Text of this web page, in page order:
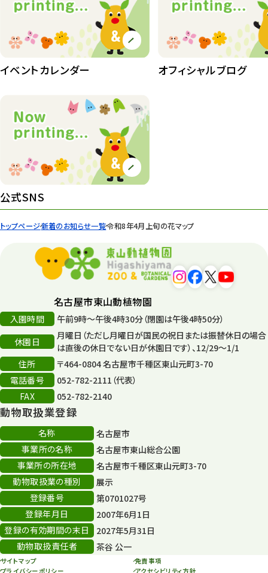
トップページ新着のお知らせ一覧令和8年4月上旬の花マップ
イベントカレンダー オフィシャルブログ
公式SNS
名古屋市東山動植物園
入園時間
午前9時～午後4時30分（閉園は午後4時50分）
休園日
月曜日（ただし月曜日が国民の祝日または振替休日の場合
は直後の休日でない日が休園日です）、12/29～1/1
住所
〒464-0804 名古屋市千種区東山元町3-70
電話番号
052-782-2111（代表）
FAX
052-782-2140
動物取扱業登録
名称
名古屋市
事業所の名称
名古屋市東山総合公園
事業所の所在地
名古屋市千種区東山元町3-70
動物取扱業の種別
展示
登録番号
第0701027号
登録年月日
2007年6月1日
登録の有効期間の末日
2027年5月31日
動物取扱責任者
茶谷 公一
サイトマップ
免責事項
プライバシーポリシー
アクセシビリティ方針